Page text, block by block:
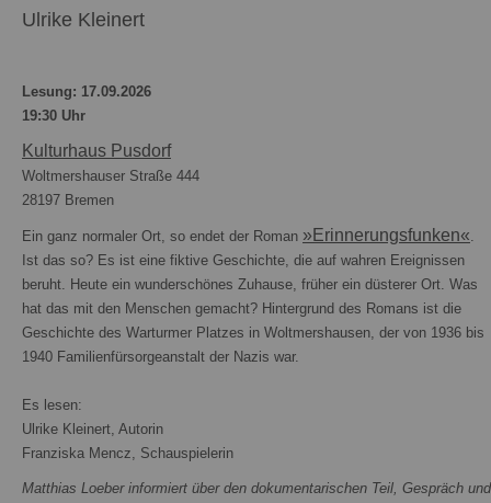
Ulrike Kleinert
Lesung: 17.09.2026
19:30 Uhr
Kulturhaus Pusdorf
Woltmershauser Straße 444
28197 Bremen
Ein ganz normaler Ort, so endet der Roman »Erinnerungsfunken«.
Ist das so? Es ist eine fiktive Geschichte, die auf wahren Ereignissen
beruht. Heute ein wunderschönes Zuhause, früher ein düsterer Ort. Was
hat das mit den Menschen gemacht? Hintergrund des Romans ist die
Geschichte des Warturmer Platzes in Woltmershausen, der von 1936 bis
1940 Familienfürsorgeanstalt der Nazis war.
Es lesen:
Ulrike Kleinert, Autorin
Franziska Mencz, Schauspielerin
Matthias Loeber informiert über den dokumentarischen Teil, Gespräch und